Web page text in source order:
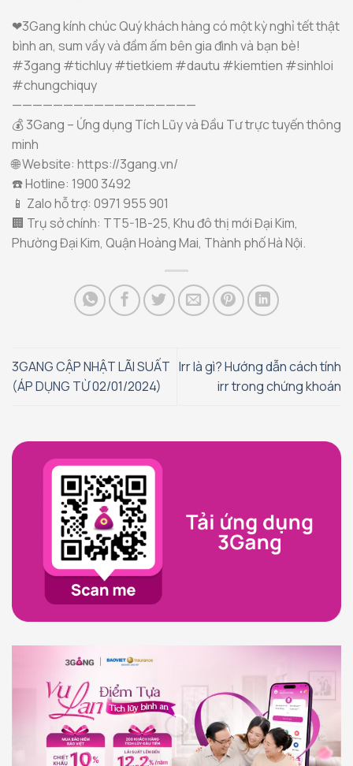
❤3Gang kính chúc Quý khách hàng có một kỳ nghỉ tết thật
bình an, sum vầy và đầm ấm bên gia đình và bạn bè!
#3gang #tichluy #tietkiem #dautu #kiemtien #sinhloi
#chungchiquy
——————————————————
💰 3Gang – Ứng dụng Tích Lũy và Đầu Tư trực tuyến thông
minh
🌐 Website: https://3gang.vn/
☎️ Hotline: 1900 3492
📱 Zalo hỗ trợ: 0971 955 901
🏢 Trụ sở chính: TT5-1B-25, Khu đô thị mới Đại Kim,
Phường Đại Kim, Quận Hoàng Mai, Thành phố Hà Nội.
3GANG CẬP NHẬT LÃI SUẤT
(ÁP DỤNG TỪ 02/01/2024)
Irr là gì? Hướng dẫn cách tính
irr trong chứng khoán